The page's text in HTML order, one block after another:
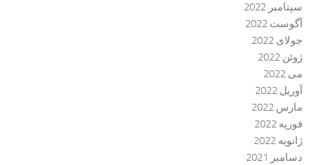
سپتامبر 2022
آگوست 2022
جولای 2022
ژوئن 2022
می 2022
آوریل 2022
مارس 2022
فوریه 2022
ژانویه 2022
دسامبر 2021